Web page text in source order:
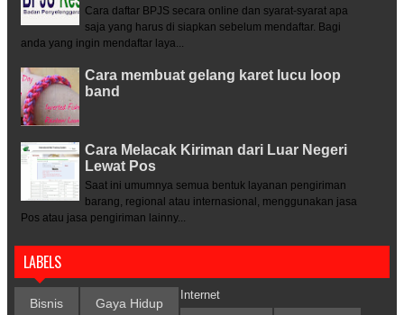
Cara daftar BPJS secara online dan syarat-syarat apa
saja yang harus di siapkan sebelum mendaftar. Bagi
anda yang ingin mendaftar laya...
Cara membuat gelang karet lucu loop
band
Cara Melacak Kiriman dari Luar Negeri
Lewat Pos
Saat ini umumnya semua bentuk layanan pengiriman
barang, regional atau internasional, menggunakan jasa
Pos atau jasa pengiriman lainny...
LABELS
Bisnis Gaya Hidup
Internet